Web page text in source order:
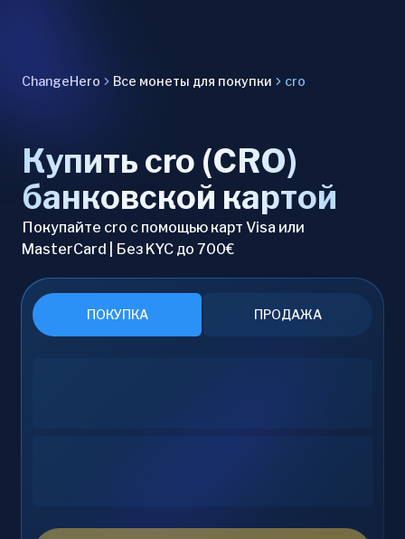
ChangeHero Все монеты для покупки cro
Купить cro (CRO)
банковской картой
Покупайте cro с помощью карт Visa или
MasterCard | Без KYC до 700€
ПОКУПКА ПРОДАЖА